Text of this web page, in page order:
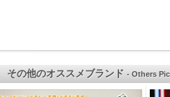
その他のオススメブランド - Others